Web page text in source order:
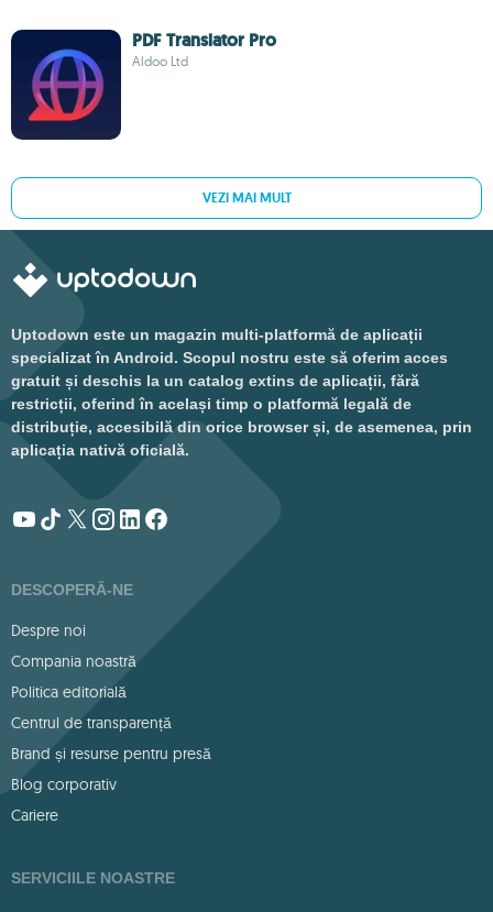
PDF Translator Pro
Aldoo Ltd
VEZI MAI MULT
Uptodown este un magazin multi-platformă de aplicații
specializat în Android. Scopul nostru este să oferim acces
gratuit și deschis la un catalog extins de aplicații, fără
restricții, oferind în același timp o platformă legală de
distribuție, accesibilă din orice browser și, de asemenea, prin
aplicația nativă oficială.
DESCOPERĂ-NE
Despre noi
Compania noastră
Politica editorială
Centrul de transparență
Brand și resurse pentru presă
Blog corporativ
Cariere
SERVICIILE NOASTRE